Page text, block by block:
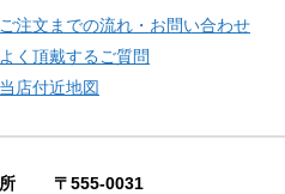
ご注文までの流れ・お問い合わせ
よく頂戴するご質問
当店付近地図
所 〒555-0031